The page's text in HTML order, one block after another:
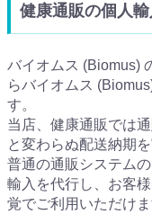
健康通販の個人
バイオムス (Biomus)
らバイオムス
す。
当店、健康通販では
と変わらぬ配送納期を
普通の通販システム
輸入を代行し、お客
覚でご利用いただけま